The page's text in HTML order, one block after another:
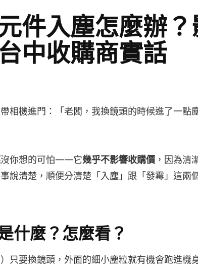
件入塵怎麼辦
中收購商實話
相機進門：「老闆，我換鏡頭的時候進了一點
沒你想的可怕——它幾乎不影響收購價 ，因為清
說清楚，順便分清楚「入塵」跟「發霉」這兩
什麼？怎麼看？
只要換鏡頭，外面的細小塵粒就有機會跑進機